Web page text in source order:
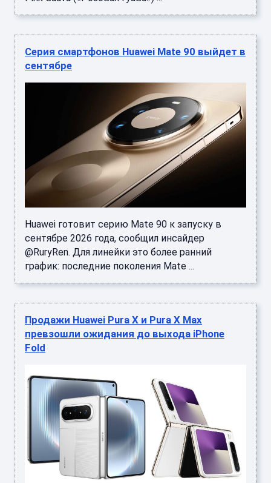
Серия смартфонов Huawei Mate 90 выйдет в
сентябре
Huawei готовит серию Mate 90 к запуску в
сентябре 2026 года, сообщил инсайдер
@RuryRen. Для линейки это более ранний
график: последние поколения Mate ...
Продажи Huawei Pura X и Pura X Max
превзошли ожидания до выхода iPhone
Fold